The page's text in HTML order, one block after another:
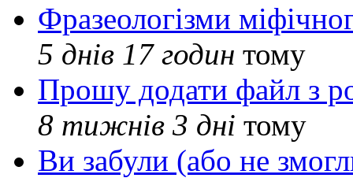
Фразеологізми
5 днів 17 годин тому
Прошу додати файл з
8 тижнів 3 дні тому
Ви забули (або не